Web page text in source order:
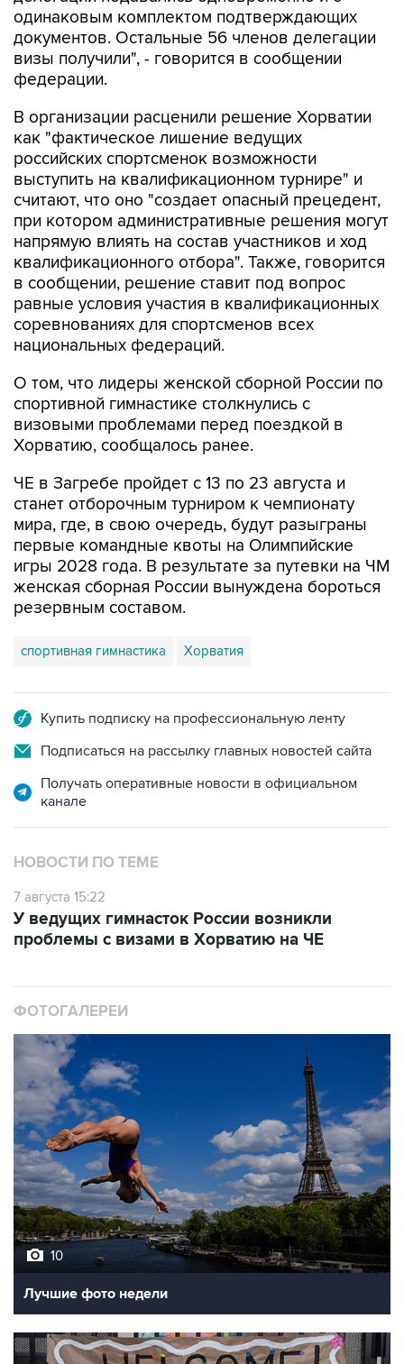
одинаковым комплектом подтверждающих
документов. Остальные 56 членов делегации
визы получили", - говорится в сообщении
федерации.
В организации расценили решение Хорватии
как "фактическое лишение ведущих
российских спортсменок возможности
выступить на квалификационном турнире" и
считают, что оно "создает опасный прецедент,
при котором административные решения могут
напрямую влиять на состав участников и ход
квалификационного отбора". Также, говорится
в сообщении, решение ставит под вопрос
равные условия участия в квалификационных
соревнованиях для спортсменов всех
национальных федераций.
О том, что лидеры женской сборной России по
спортивной гимнастике столкнулись с
визовыми проблемами перед поездкой в
Хорватию, сообщалось ранее.
ЧЕ в Загребе пройдет с 13 по 23 августа и
станет отборочным турниром к чемпионату
мира, где, в свою очередь, будут разыграны
первые командные квоты на Олимпийские
игры 2028 года. В результате за путевки на ЧМ
женская сборная России вынуждена бороться
резервным составом.
спортивная гимнастика Хорватия
Купить подписку на профессиональную ленту
Подписаться на рассылку главных новостей сайта
Получать оперативные новости в официальном
канале
НОВОСТИ ПО ТЕМЕ
7 августа 15:22
У ведущих гимнасток России возникли
проблемы с визами в Хорватию на ЧЕ
ФОТОГАЛЕРЕИ
10
Лучшие фото недели